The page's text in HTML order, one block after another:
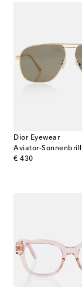
Dior Eyewear
€ 430
original price